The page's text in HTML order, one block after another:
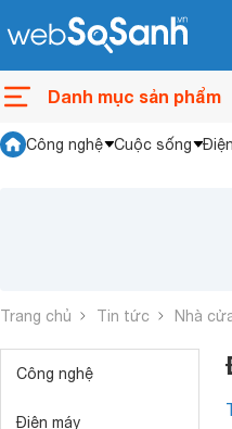
Danh mục sản phẩm
Công nghệ Cuộc sống
Trang chủ Tin tức Nhà
Công nghệ
Điện máy